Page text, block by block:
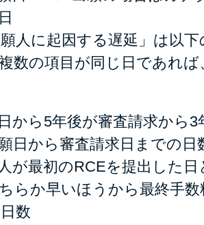
願人に起因する遅延」は以
数の項目が同じ日であれ
日から5年後が審査請求から
日から審査請求日までの日
人が最初のRCEを提出した
らか早いほうから最終手
数